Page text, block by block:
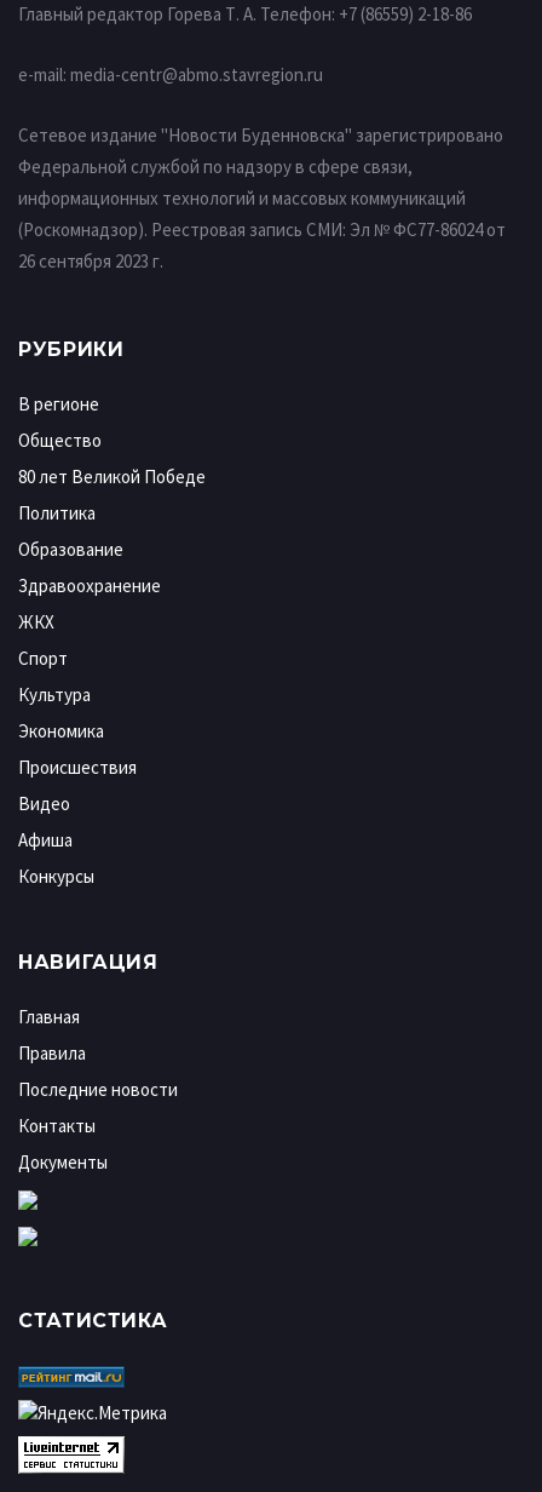
Главный редактор Горева Т. А. Телефон: +7 (86559) 2-18-86
e-mail: media-centr@abmo.stavregion.ru
Сетевое издание "Новости Буденновска" зарегистрировано
Федеральной службой по надзору в сфере связи,
информационных технологий и массовых коммуникаций
(Роскомнадзор). Реестровая запись СМИ: Эл № ФС77-86024 от
26 сентября 2023 г.
РУБРИКИ
В регионе
Общество
80 лет Великой Победе
Политика
Образование
Здравоохранение
ЖКХ
Спорт
Культура
Экономика
Происшествия
Видео
Афиша
Конкурсы
НАВИГАЦИЯ
Главная
Правила
Последние новости
Контакты
Документы
СТАТИСТИКА